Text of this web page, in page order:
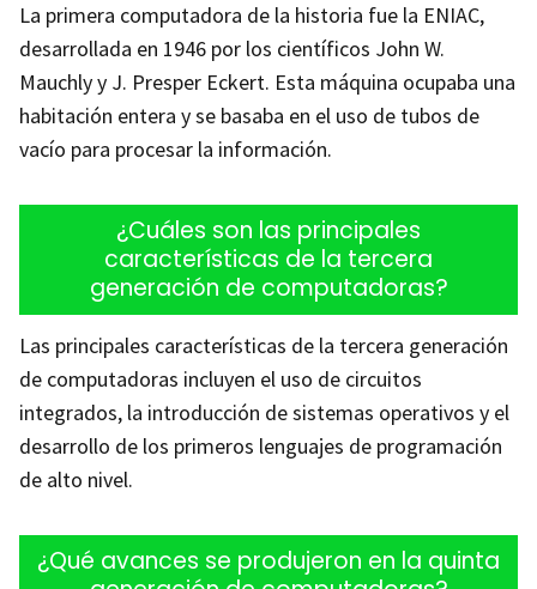
La primera computadora de la historia fue la ENIAC,
desarrollada en 1946 por los científicos John W.
Mauchly y J. Presper Eckert. Esta máquina ocupaba una
habitación entera y se basaba en el uso de tubos de
vacío para procesar la información.
¿Cuáles son las principales
características de la tercera
generación de computadoras?
Las principales características de la tercera generación
de computadoras incluyen el uso de circuitos
integrados, la introducción de sistemas operativos y el
desarrollo de los primeros lenguajes de programación
de alto nivel.
¿Qué avances se produjeron en la quinta